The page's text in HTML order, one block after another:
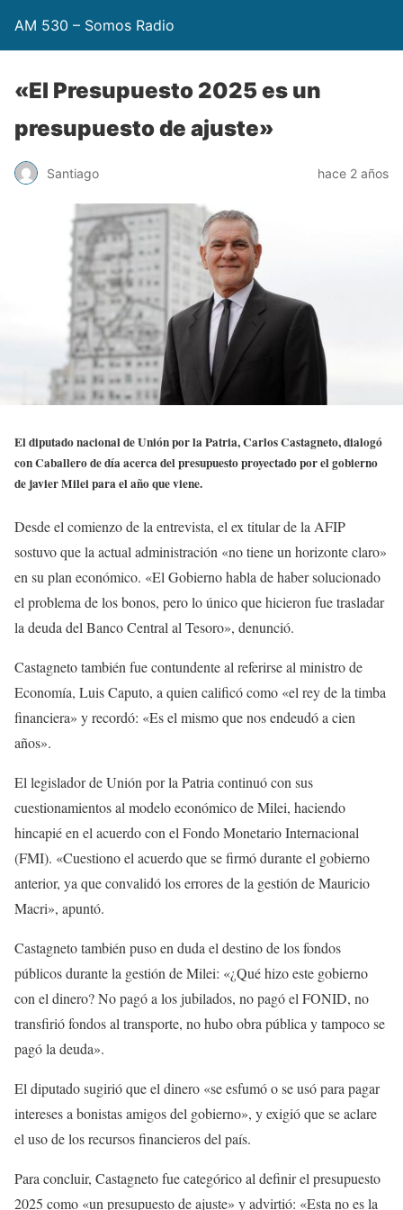
AM 530 – Somos Radio
«El Presupuesto 2025 es un
presupuesto de ajuste»
Santiago hace 2 años
El diputado nacional de Unión por la Patria, Carlos Castagneto, dialogó
con Caballero de día acerca del presupuesto proyectado por el gobierno
de javier Milei para el año que viene.
Desde el comienzo de la entrevista, el ex titular de la AFIP
sostuvo que la actual administración «no tiene un horizonte claro»
en su plan económico. «El Gobierno habla de haber solucionado
el problema de los bonos, pero lo único que hicieron fue trasladar
la deuda del Banco Central al Tesoro», denunció.
Castagneto también fue contundente al referirse al ministro de
Economía, Luis Caputo, a quien calificó como «el rey de la timba
financiera» y recordó: «Es el mismo que nos endeudó a cien
años».
El legislador de Unión por la Patria continuó con sus
cuestionamientos al modelo económico de Milei, haciendo
hincapié en el acuerdo con el Fondo Monetario Internacional
(FMI). «Cuestiono el acuerdo que se firmó durante el gobierno
anterior, ya que convalidó los errores de la gestión de Mauricio
Macri», apuntó.
Castagneto también puso en duda el destino de los fondos
públicos durante la gestión de Milei: «¿Qué hizo este gobierno
con el dinero? No pagó a los jubilados, no pagó el FONID, no
transfirió fondos al transporte, no hubo obra pública y tampoco se
pagó la deuda».
El diputado sugirió que el dinero «se esfumó o se usó para pagar
intereses a bonistas amigos del gobierno», y exigió que se aclare
el uso de los recursos financieros del país.
Para concluir, Castagneto fue categórico al definir el presupuesto
2025 como «un presupuesto de ajuste» y advirtió: «Esta no es la